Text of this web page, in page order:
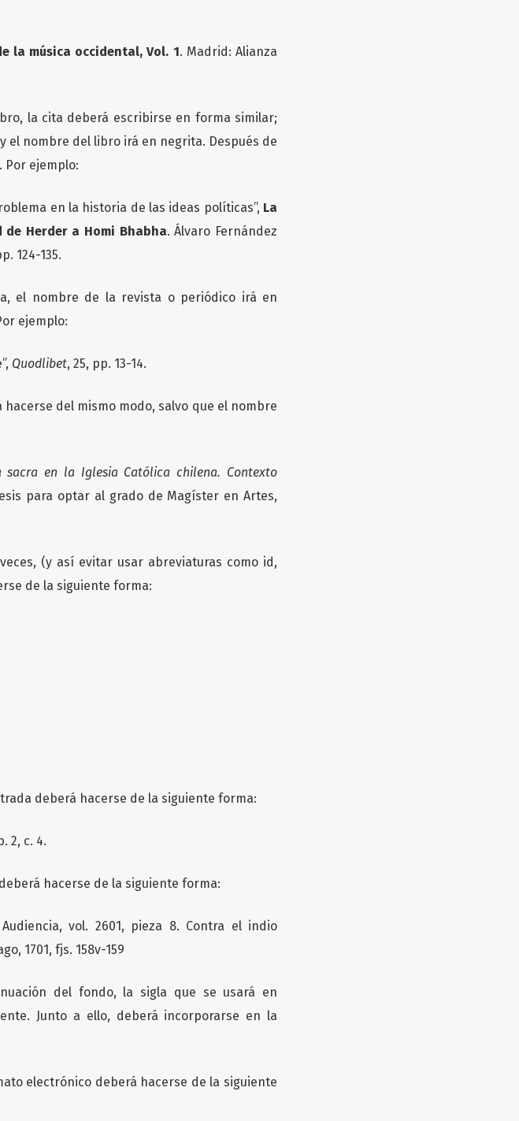
la música occidental, Vol. 1. Madrid: Alianza
la cita deberá escribirse en forma similar;
el nombre del libro irá en negrita. Después de
Por ejemplo:
en la historia de las ideas políticas”, La
Herder a Homi Bhabha. Álvaro Fernández
124-135.
el nombre de la revista o periódico irá en
ejemplo:
Quodlibet, 25, pp. 13-14.
del mismo modo, salvo que el nombre
en la Iglesia Católica chilena. Contexto
para optar al grado de Magíster en Artes,
(y así evitar usar abreviaturas como id,
de la siguiente forma:
deberá hacerse de la siguiente forma:
2, c. 4.
hacerse de la siguiente forma:
vol. 2601, pieza 8. Contra el indio
1701, fjs. 158v-159
del fondo, la sigla que se usará en
Junto a ello, deberá incorporarse en la
electrónico deberá hacerse de la siguiente